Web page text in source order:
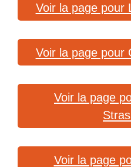
Voir la page pour
Voir la page pour
Voir la page
Voir la page